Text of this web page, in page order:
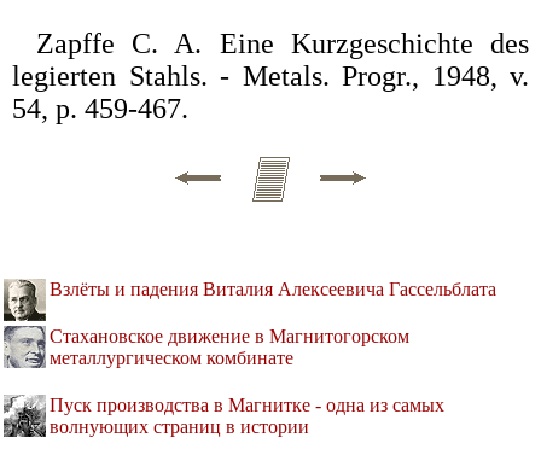
Zapffe C. A. Eine Kurzgeschichte des
legierten Stahls. - Metals. Progr., 1948, v.
54, p. 459-467.
Взлёты и падения Виталия Алексеевича Гассельблата
Стахановское движение в Магнитогорском
металлургическом комбинате
Пуск производства в Магнитке - одна из самых
волнующих страниц в истории